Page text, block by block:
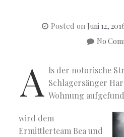
Posted on Juni 12,
No
A ls der notorische
Schlagersänger
Wohnung
wird dem
Ermittlerteam Bea und